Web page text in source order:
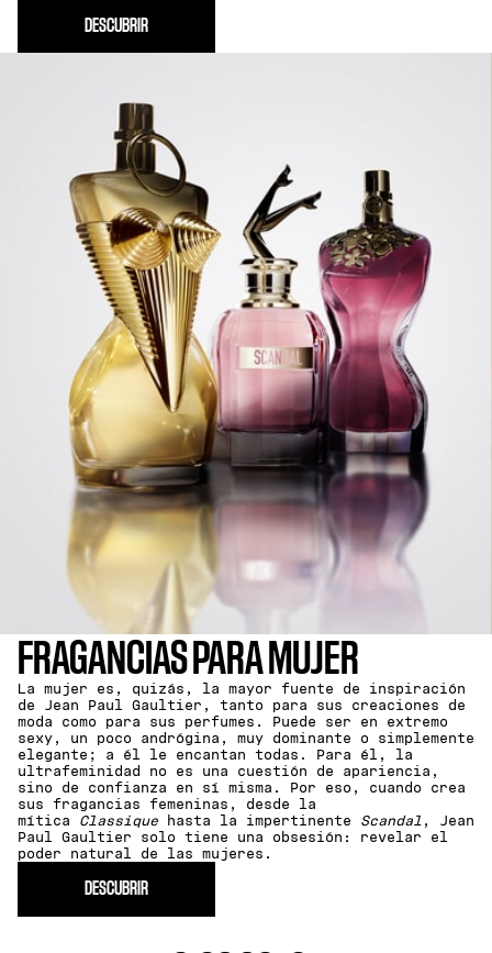
DESCUBRIR
FRAGANCIAS PARA MUJER
La mujer es, quizás, la mayor fuente de inspiración
de Jean Paul Gaultier, tanto para sus creaciones de
moda como para sus perfumes. Puede ser en extremo
sexy, un poco andrógina, muy dominante o simplemente
elegante; a él le encantan todas. Para él, la
ultrafeminidad no es una cuestión de apariencia,
sino de confianza en sí misma. Por eso, cuando crea
sus fragancias femeninas, desde la
mítica Classique hasta la impertinente Scandal , Jean
Paul Gaultier solo tiene una obsesión: revelar el
poder natural de las mujeres.
DESCUBRIR